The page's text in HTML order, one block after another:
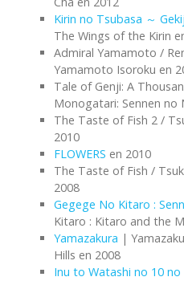
Kirin no Tsubasa ～
The Wings of the Kirin
Admiral Yamamoto /
Yamamoto Isoroku en
Tale of Genji: A
Monogatari: Sennen no
The Taste of Fish 2 /
2010
FLOWERS en 2010
The Taste of Fish /
2008
Gegege No Kitaro :
Kitaro : Kitaro and the
Yamazakura |
Hills en 2008
Inu to Watashi no 10 no